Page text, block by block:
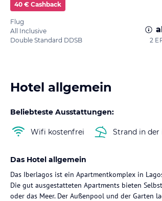
40 € Cashback
Flug
All Inclusive
Double Standard DDSB
2
Hotel allgemein
Beliebteste Ausstattungen:
Wifi kostenfrei Strand in der
Das Hotel allgemein
Das Iberlagos ist ein Apartmentkomplex in
Die gut ausgestatteten Apartments bieten
oder das Meer. Der Außenpool und der Garten